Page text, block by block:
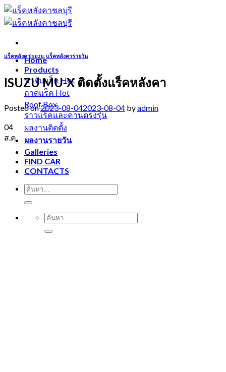
Skip
to
content
Home
Products
ขาจับแร็ค
ถาดแร็ค
Roof Box
ราวแร็คและคานตรงรุ่น
ผลงานติดตั้ง
ผลงานรายวัน
Galleries
FIND CAR
CONTACTS
แร็คหลังคาIsuzu แร็คหลังคารายวัน
ISUZU MU-X ติดตั้งแร็คหลังคา
Posted on2023-08-042023-08-04 byadmin
04
ส.ค.